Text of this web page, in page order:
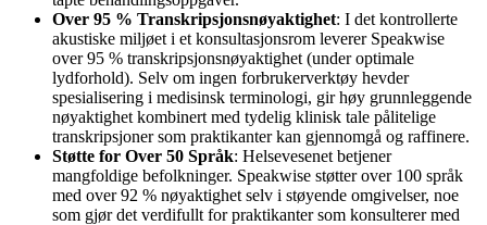
Over 95 % Transkripsjonsnøyaktighet: I det kontrollerte
akustiske miljøet i et konsultasjonsrom leverer Speakwise
over 95 % transkripsjonsnøyaktighet (under optimale
lydforhold). Selv om ingen forbrukerverktøy hevder
spesialisering i medisinsk terminologi, gir høy grunnleggende
nøyaktighet kombinert med tydelig klinisk tale pålitelige
transkripsjoner som praktikanter kan gjennomgå og raffinere.
Støtte for Over 50 Språk: Helsevesenet betjener
mangfoldige befolkninger. Speakwise støtter over 100 språk
med over 92 % nøyaktighet selv i støyende omgivelser, noe
som gjør det verdifullt for praktikanter som konsulterer med